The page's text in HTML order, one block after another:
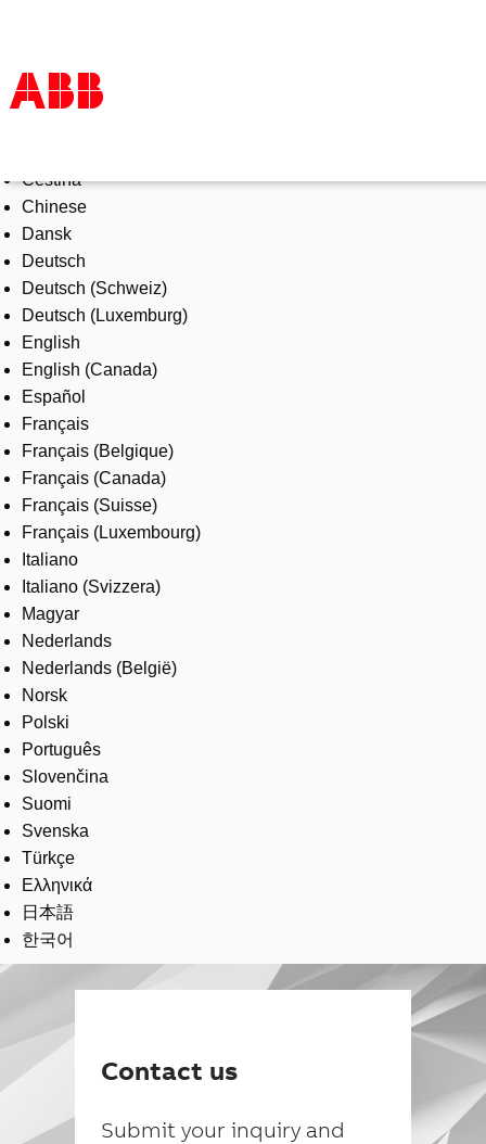
Products & Solutions
Industries
Services
About us
Where to buy
Contact us
Careers
Čeština
Chinese
Dansk
Deutsch
Deutsch (Schweiz)
Deutsch (Luxemburg)
English
English (Canada)
Español
Français
Français (Belgique)
Français (Canada)
Français (Suisse)
Français (Luxembourg)
Italiano
Italiano (Svizzera)
Magyar
Nederlands
Nederlands (België)
Norsk
Polski
Português
Slovenčina
Suomi
Svenska
Türkçe
Ελληνικά
日本語
한국어
Contact us
Submit your inquiry and